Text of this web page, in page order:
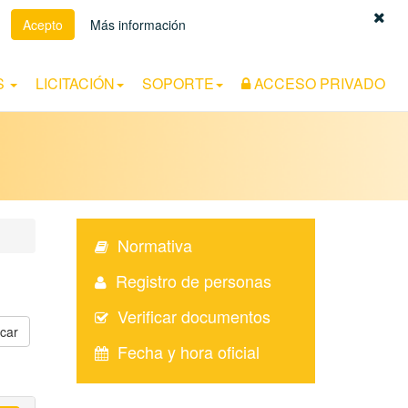
Acepto Más información
LICITACIÓN SOPORTE ACCESO PRIVADO
Normativa
Registro de personas
Verificar documentos
Fecha y hora oficial